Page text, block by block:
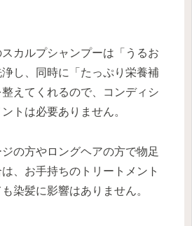
カルプシャンプーは「うるお
し、同時に「たっぷり栄養補
えてくれるので、コンディシ
トは必要ありません。
の方やロングヘアの方で物足
、お手持ちのトリートメント
染髪に影響はありません。